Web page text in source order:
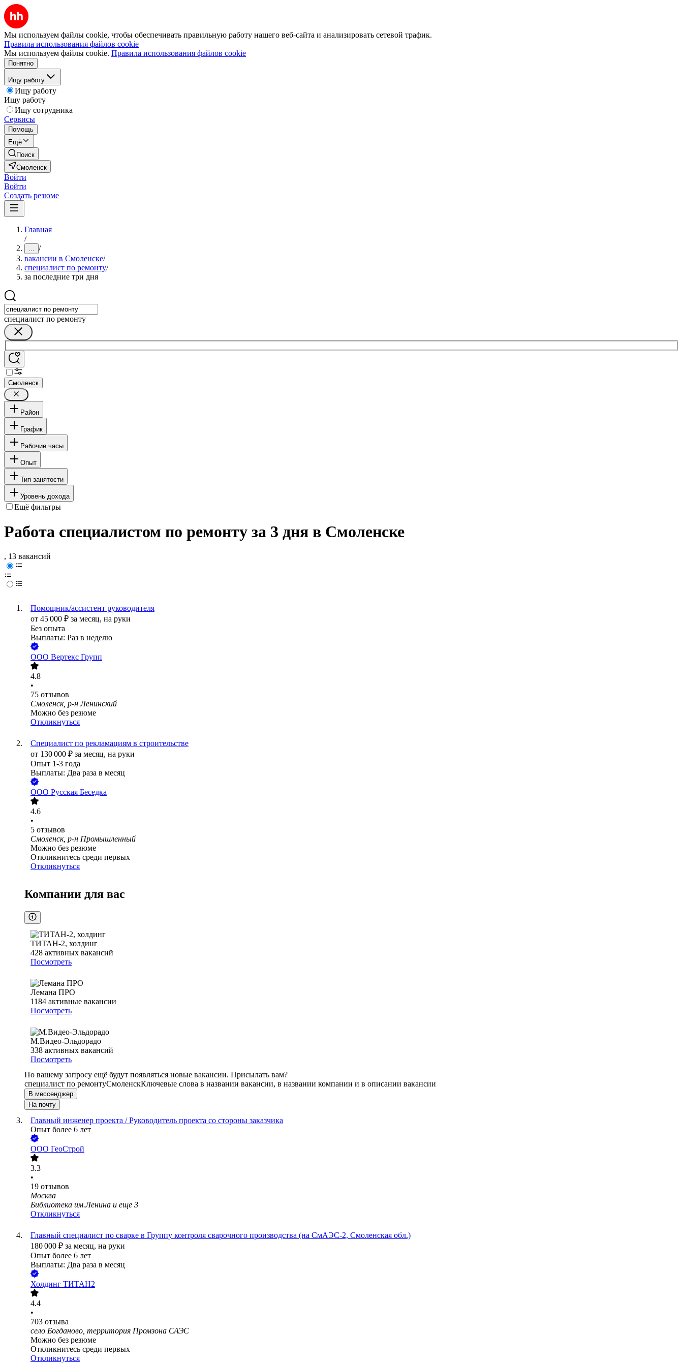
Мы используем файлы cookie, чтобы обеспечивать правильную работу нашего веб-сайта и анализировать сетевой трафик.
Правила использования файлов cookie
Мы используем файлы cookie. Правила использования файлов cookie
Понятно
Ищу работу
Ищу работу
Ищу работу
Ищу сотрудника
Сервисы
Помощь
Ещё
Поиск
Смоленск
Войти
Войти
Создать резюме
Главная
/
... /
вакансии в Смоленске/
специалист по ремонту/
за последние три дня
специалист по ремонту
Смоленск
Район
График
Рабочие часы
Опыт
Тип занятости
Уровень дохода
Ещё фильтры
Работа специалистом по ремонту за 3 дня в Смоленске
, 13 вакансий
Помощник/ассистент руководителя
от 45 000 ₽ за месяц, на руки
Без опыта
Выплаты: Раз в неделю
ООО Вертекс Групп
4.8
•
75 отзывов
Смоленск, р-н Ленинский
Можно без резюме
Откликнуться
Специалист по рекламациям в строительстве
от 130 000 ₽ за месяц, на руки
Опыт 1-3 года
Выплаты: Два раза в месяц
ООО Русская Беседка
4.6
•
5 отзывов
Смоленск, р-н Промышленный
Можно без резюме
Откликнитесь среди первых
Откликнуться
Компании для вас
ТИТАН-2, холдинг
428 активных вакансий
Посмотреть
Лемана ПРО
1184 активные вакансии
Посмотреть
М.Видео-Эльдорадо
338 активных вакансий
Посмотреть
По вашему запросу ещё будут появляться новые вакансии. Присылать вам?
специалист по ремонтуСмоленскКлючевые слова в названии вакансии, в названии компании и в описании вакансии
В мессенджер
На почту
Главный инженер проекта / Руководитель проекта со стороны заказчика
Опыт более 6 лет
ООО ГеоСтрой
3.3
•
19 отзывов
Москва
Библиотека им.Ленина и еще 3
Откликнуться
Главный специалист по сварке в Группу контроля сварочного производства (на СмАЭС-2, Смоленская обл.)
180 000 ₽ за месяц, на руки
Опыт более 6 лет
Выплаты: Два раза в месяц
Холдинг ТИТАН2
4.4
•
703 отзыва
село Богданово, территория Промзона САЭС
Можно без резюме
Откликнитесь среди первых
Откликнуться